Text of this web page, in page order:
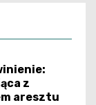
z
aresztu